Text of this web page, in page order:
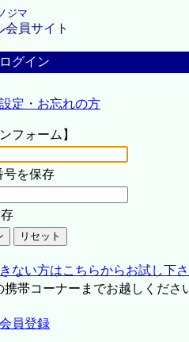
ジマ
会員サイト
グイン
定・お忘れの方
フォーム】
号を保存
ない方はこちらからお試し下
帯コーナーまでお越しくださ
員登録